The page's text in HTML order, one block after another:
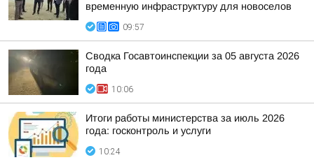
временную инфраструктуру для новоселов
09:57
Сводка Госавтоинспекции за 05 августа 2026
года
10:06
Итоги работы министерства за июль 2026
года: госконтроль и услуги
10:24